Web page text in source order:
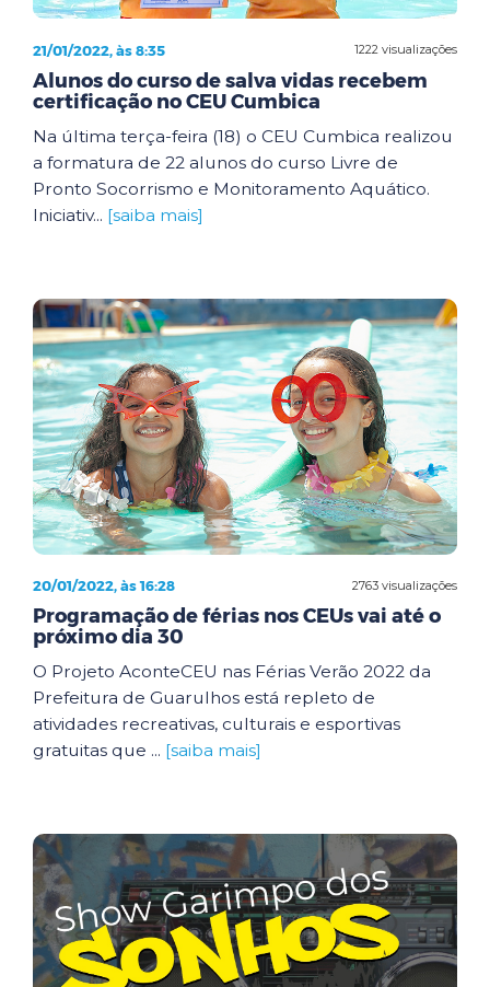
1222 visualizações
21/01/2022, às 8:35
Alunos do curso de salva vidas recebem
certificação no CEU Cumbica
Na última terça-feira (18) o CEU Cumbica realizou
a formatura de 22 alunos do curso Livre de
Pronto Socorrismo e Monitoramento Aquático.
Iniciativ... [saiba mais]
2763 visualizações
20/01/2022, às 16:28
Programação de férias nos CEUs vai até o
próximo dia 30
O Projeto AconteCEU nas Férias Verão 2022 da
Prefeitura de Guarulhos está repleto de
atividades recreativas, culturais e esportivas
gratuitas que ... [saiba mais]